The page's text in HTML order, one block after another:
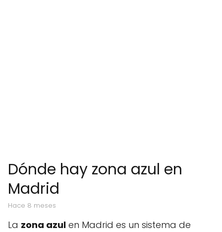
Dónde hay zona azul en
Madrid
hace 8 meses
La zona azul en Madrid es un sistema de